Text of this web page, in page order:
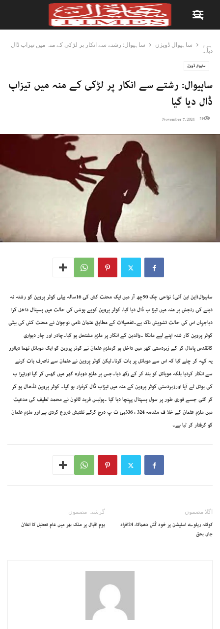
ہوم ساہیوال ڈویژن
ساہیوال: رشتے سے انکار پر لڑکی کے منہ میں تیزاب ڈال
دیا...
ساہیوال ڈویژن
ساہیوال: رشتے سے انکار پر لڑکی کے منہ میں تیزاب
ڈال دیا گیا
November 7, 2024 21
ساہیوال(این این آئی) نواحی چک 90چھ آر میں ایک محنت کش کی 16سالہ بیٹی کوثر پروین کو رشتہ نہ
دینے کی رنجش پر منہ میں تیزا ب ڈال دیا گیا، کوثر پروین کوبے ہوشی کی حالت میں ہسپتال داخل کرا
دیاجہاں اس کی حالت تشویش ناک ہے۔تفصیلات کے مطابق عثمان نامی نوجوان نے محنت کش کی بیٹی
کوثر پروین کار شتہ اپنے لیے مانگا ۔والدین کے انکار پر ملزم مشتعل ہو گیا۔چادر اور چار دیواری
کاتقدس پامال کر کے زبردستی گھر میں داخل ہو کرملزم عثمان نے کوثر پروین کو ایک موبائل تھما دیااور
یہ کہہ کر چلے گیا کہ اس سے موبائل پر بات کرنا۔لیکن کوثر پروین نے عثمان سے ناصرف بات کرنے
سے انکار کردیا بلکہ موبائل کو بند کر کے رکھ دیا۔جس پر ملزم دوبارہ گھر میں گھس کر گیا اورتیزا ب
کی بوتل لے آیا اورزبردستی کوثر پروین کے منہ میں تیزاب ڈال کرفرار ہو گیا۔ کوثر پروین نڈھال ہو کر
گر گئی جسے فوری طور پر سول ہسپتال پہنچا دیا گیا ۔پولیس فرید ٹائون نے محمد لطیف کی مدعیت
میں ملزم عثمان کے خلا ف مقدمہ 324 ، 336بی ت پ درج کرکے تفتیش شروع کردی ہے اور ملزم عثمان
کو گرفتار کر لیا ہے۔
گزشتہ مضمون
یوم اقبال پر ملک بھر میں عام تعطیل کا اعلان
اگلا مضمون
کوئٹہ ریلوے اسٹیشن پر خود کُش دھماکا، 24افراد
جاں بحق